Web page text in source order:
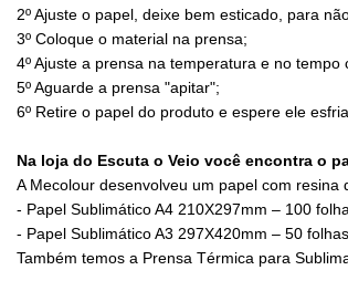
2º Ajuste o papel, deixe bem esticado, para
3º Coloque o material na prensa;
4º Ajuste a prensa na temperatura e no
5º Aguarde a prensa "apitar";
6º Retire o papel do produto e espere ele
Na loja do Escuta o Veio você encontra o
A Mecolour desenvolveu um papel com
- Papel Sublimático A4 210X297mm – 100
- Papel Sublimático A3 297X420mm – 50 folhas
Também temos a Prensa Térmica para